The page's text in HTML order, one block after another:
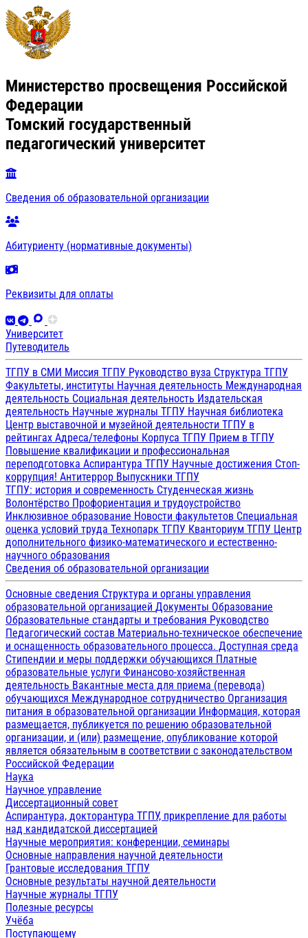
Министерство просвещения Российской
Федерации
Томский государственный
педагогический университет
Сведения об образовательной организации
Абитуриенту (нормативные документы)
Реквизиты для оплаты
Университет
Путеводитель
ТГПУ в СМИ Миссия ТГПУ Руководство вуза Структура ТГПУ
Факультеты, институты Научная деятельность Международная
деятельность Социальная деятельность Издательская
деятельность Научные журналы ТГПУ Научная библиотека
Центр выставочной и музейной деятельности ТГПУ в
рейтингах Адреса/телефоны Корпуса ТГПУ Прием в ТГПУ
Повышение квалификации и профессиональная
переподготовка Аспирантура ТГПУ Научные достижения Стоп-
коррупция! Антитеррор Выпускники ТГПУ
ТГПУ: история и современность Студенческая жизнь
Волонтёрство Профориентация и трудоустройство
Инклюзивное образование Новости факультетов Специальная
оценка условий труда Технопарк ТГПУ Кванториум ТГПУ Центр
дополнительного физико-математического и естественно-
научного образования
Сведения об образовательной организации
Основные сведения Структура и органы управления
образовательной организацией Документы Образование
Образовательные стандарты и требования Руководство
Педагогический состав Материально-техническое обеспечение
и оснащенность образовательного процесса. Доступная среда
Стипендии и меры поддержки обучающихся Платные
образовательные услуги Финансово-хозяйственная
деятельность Вакантные места для приема (перевода)
обучающихся Международное сотрудничество Организация
питания в образовательной организации Информация, которая
размещается, публикуется по решению образовательной
организации, и (или) размещение, опубликование которой
является обязательным в соответствии с законодательством
Российской Федерации
Наука
Научное управление
Диссертационный совет
Аспирантура, докторантура ТГПУ, прикрепление для работы
над кандидатской диссертацией
Научные мероприятия: конференции, семинары
Основные направления научной деятельности
Грантовые исследования ТГПУ
Основные результаты научной деятельности
Научные журналы ТГПУ
Полезные ресурсы
Учёба
Поступающему